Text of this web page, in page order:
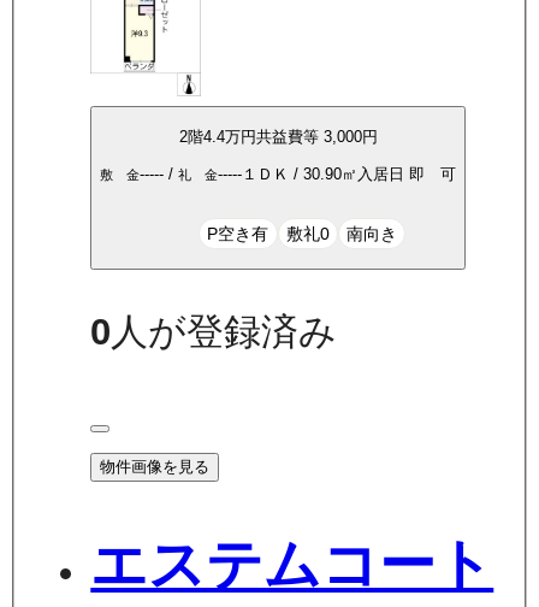
2階4.4万円共益費等 3,000円
敷 金----- /礼 金----- １ＤＫ /30.90㎡ 入居日 即 可
P空き有 敷礼0 南向き
0 人が登録済み
物件画像を見る
エステムコート